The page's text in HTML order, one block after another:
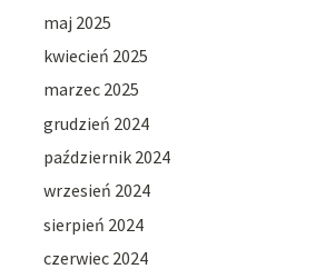
maj 2025
kwiecień 2025
marzec 2025
grudzień 2024
październik 2024
wrzesień 2024
sierpień 2024
czerwiec 2024